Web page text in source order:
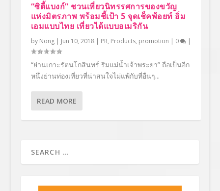
“ซิตี้แบงก์” ชวนเที่ยวนิทรรศการของขวัญ
แห่งมิตรภาพ พร้อมชี้เป้า 5 จุดเช็คพ้อยท์ อิ่ม
เอมแบบไทย เที่ยวได้แบบอเมริกัน
by Nong| Jun 10, 2018| PR, Products, promotion | 0 |
“ย่านเกาะรัตนโกสินทร์ ริมแม่น้ำเจ้าพระยา” ถือเป็นอีก
หนึ่งย่านท่องเที่ยวที่น่าสนใจไม่แพ้กับที่อื่นๆ...
READ MORE